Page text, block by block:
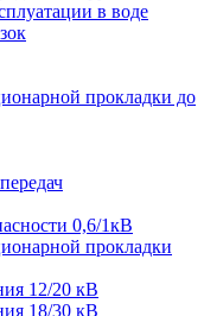
в воде
прокладки до
0,6/1кВ
прокладки
12/20 кВ
18/30 кВ